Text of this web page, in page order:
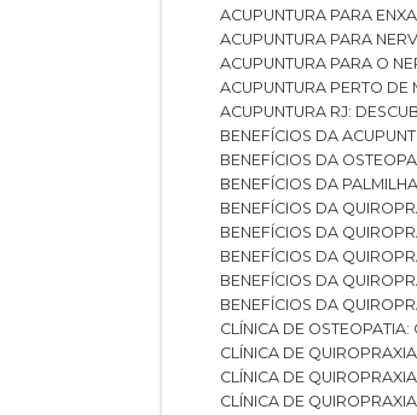
ACUPUNTURA PARA
ACUPUNTURA PARA
ACUPUNTURA PARA O
ACUPUNTURA PERTO
ACUPUNTURA RJ:
BENEFÍCIOS DA
BENEFÍCIOS DA
BENEFÍCIOS DA
BENEFÍCIOS DA
BENEFÍCIOS DA
BENEFÍCIOS DA
BENEFÍCIOS DA
BENEFÍCIOS DA
CLÍNICA DE
CLÍNICA DE
CLÍNICA DE
CLÍNICA DE